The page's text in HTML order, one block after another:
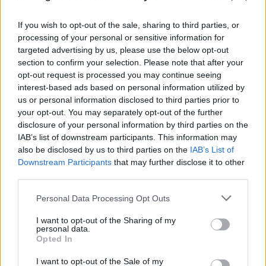
If you wish to opt-out of the sale, sharing to third parties, or
processing of your personal or sensitive information for
targeted advertising by us, please use the below opt-out
section to confirm your selection. Please note that after your
opt-out request is processed you may continue seeing
interest-based ads based on personal information utilized by
us or personal information disclosed to third parties prior to
your opt-out. You may separately opt-out of the further
disclosure of your personal information by third parties on the
IAB’s list of downstream participants. This information may
also be disclosed by us to third parties on the IAB’s List of
Downstream Participants that may further disclose it to other
Please note that this website/app uses one or more Google
not limited to your visit or usage behaviour. You may click to
grant or deny consent to Google and its third-party tags to
use your data for below specified purposes in below Google
consent section.
Personal Data Processing Opt Outs
I want to opt-out of the Sharing of my
personal data.
Opted In
I want to opt-out of the Sale of my
08.08.2026